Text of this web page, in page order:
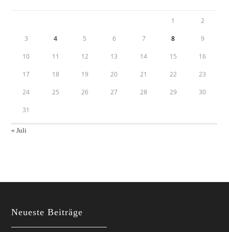
1 2
3 4 5 6 7 8 9
10 11 12 13 14 15 16
17 18 19 20 21 22 23
24 25 26 27 28 29 30
31
« Juli
Neueste Beiträge